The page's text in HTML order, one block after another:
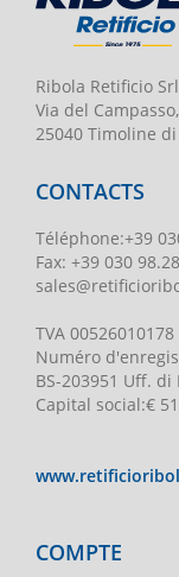
Ribola Retificio Srl
Via del
25040 Timoline di
CONTACTS
Téléphone:+39
Fax: +39 030
TVA 00526010178
Numéro
BS-203951 Uff. di
Capital social:€
COMPTE